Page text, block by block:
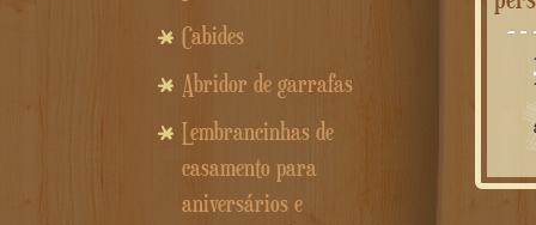
Cabides
Abridor de garrafas
Lembrancinhas de
casamento para
aniversários e